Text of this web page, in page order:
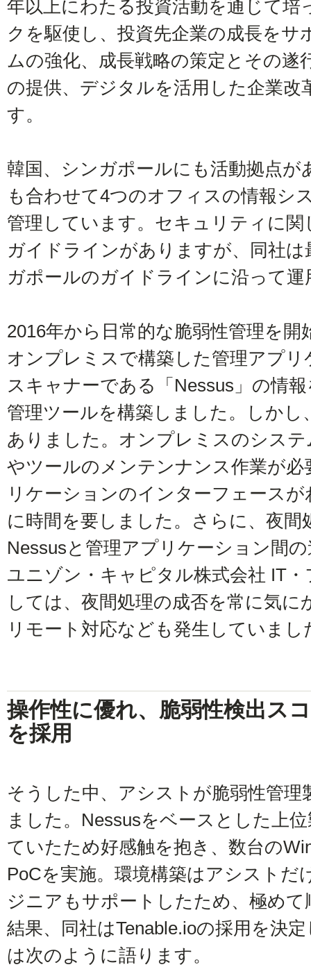
年以上にわたる投資活動を通じて
クを駆使し、投資先企業の成長をサ
ムの強化、成長戦略の策定とその遂
の提供、デジタルを活用した企業
す。
韓国、シンガポールにも活動拠点が
も合わせて4つのオフィスの情報シ
管理しています。セキュリティに
ガイドラインがありますが、同社
ガポールのガイドラインに沿って
2016年から日常的な脆弱性管理を
オンプレミスで構築した管理アプ
スキャナーである「Nessus」の情
管理ツールを構築しました。しか
ありました。オンプレミスのシス
やツールのメンテンナンス作業が
リケーションのインターフェース
に時間を要しました。さらに、夜
Nessusと管理アプリケーション間
ユニゾン・キャピタル株式会社 IT
しては、夜間処理の成否を常に気
リモート対応なども発生していまし
操作性に優れ、脆弱性検出ス
を採用
そうした中、アシストが脆弱性管理
ました。Nessusをベースとした上
ていたため好感触を抱き、数台の
PoCを実施。環境構築はアシストだ
ジニアもサポートしたため、極め
結果、同社はTenable.ioの採用を決
は次のように語ります。